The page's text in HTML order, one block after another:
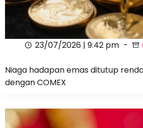
23/07/2026 | 9:42 pm
Niaga hadapan emas ditutup
dengan COMEX